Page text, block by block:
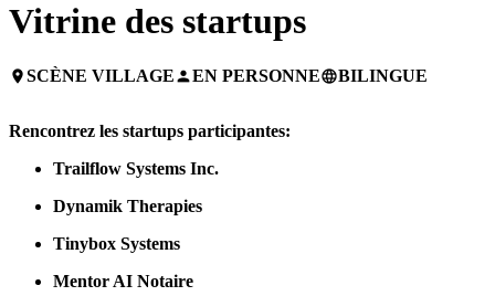
Vitrine des startups
placeSCÈNE VILLAGEpersonEN PERSONNElanguageBILINGUE
Rencontrez les startups participantes:
Trailflow Systems Inc.
Dynamik Therapies
Tinybox Systems
Mentor AI Notaire